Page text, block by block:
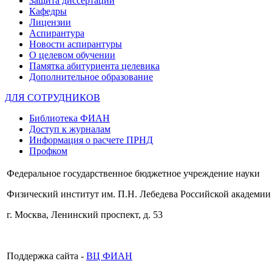
Кафедры
Лицензии
Аспирантура
Новости аспирантуры
О целевом обучении
Памятка абитуриента целевика
Дополнительное образование
ДЛЯ СОТРУДНИКОВ
Библиотека ФИАН
Доступ к журналам
Информация о расчете ПРНД
Профком
Федеральное государственное бюджетное учреждение науки
Физический институт им. П.Н. Лебедева Российской академии
г. Москва, Ленинский проспект, д. 53
Поддержка сайта - ВЦ ФИАН